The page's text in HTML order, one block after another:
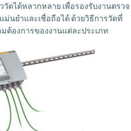
ดได้หลากหลาย เพื่อรองรับงานตรวจ
ม่นยำและเชื่อถือได้ ด้วยวิธีการวัดที่
ต้องการของงานแต่ละประเภท